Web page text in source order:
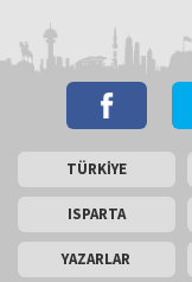
TÜRKİYE
ISPARTA
YAZARLAR